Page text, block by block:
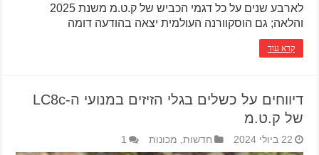
לארבע שנים על כל דגמי הכביש של ק.ט.מ משנת 2025
והלאה; גם הוסקוורנה העולמית יצאה בהודעה דומה
קרא עוד
דיווחים על כשלים בגלי הזיזים במנועי ה-LC8c
של ק.ט.מ
22 ביולי 2024 חדשות מכונות 1